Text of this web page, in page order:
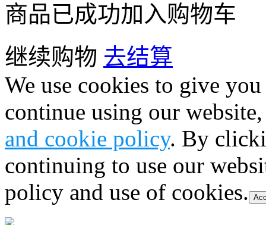
商品已成功加入购物车
继续购物 去结算
We use cookies to give
continue using our
and cookie policy. By
continuing to use our
policy and use of cookies.